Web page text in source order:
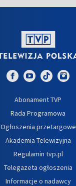
Abonament TVP
Rada Programowa
Ogłoszenia przetargowe
Akademia Telewizyjna
Regulamin tvp.pl
Telegazeta ogłoszenia
Informacje o nadawcy